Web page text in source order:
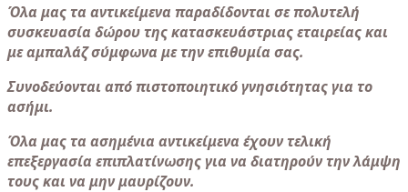
Όλα μας τα αντικείμενα παραδίδονται σε πολυτελή
συσκευασία δώρου της κατασκευάστριας εταιρείας και
με αμπαλάζ σύμφωνα με την επιθυμία σας.
Συνοδεύονται από πιστοποιητικό γνησιότητας για το
ασήμι.
Όλα μας τα ασημένια αντικείμενα έχουν τελική
επεξεργασία επιπλατίνωσης για να διατηρούν την λάμψη
τους και να μην μαυρίζουν.